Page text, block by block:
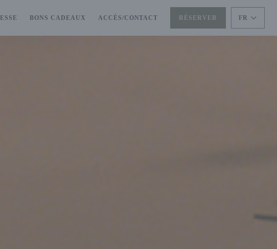
BONS CADEAUX ((OUVRE UNE NOUVELLE FENÊTRE))
ACCÈS/CONTACT RÉSERVER FR